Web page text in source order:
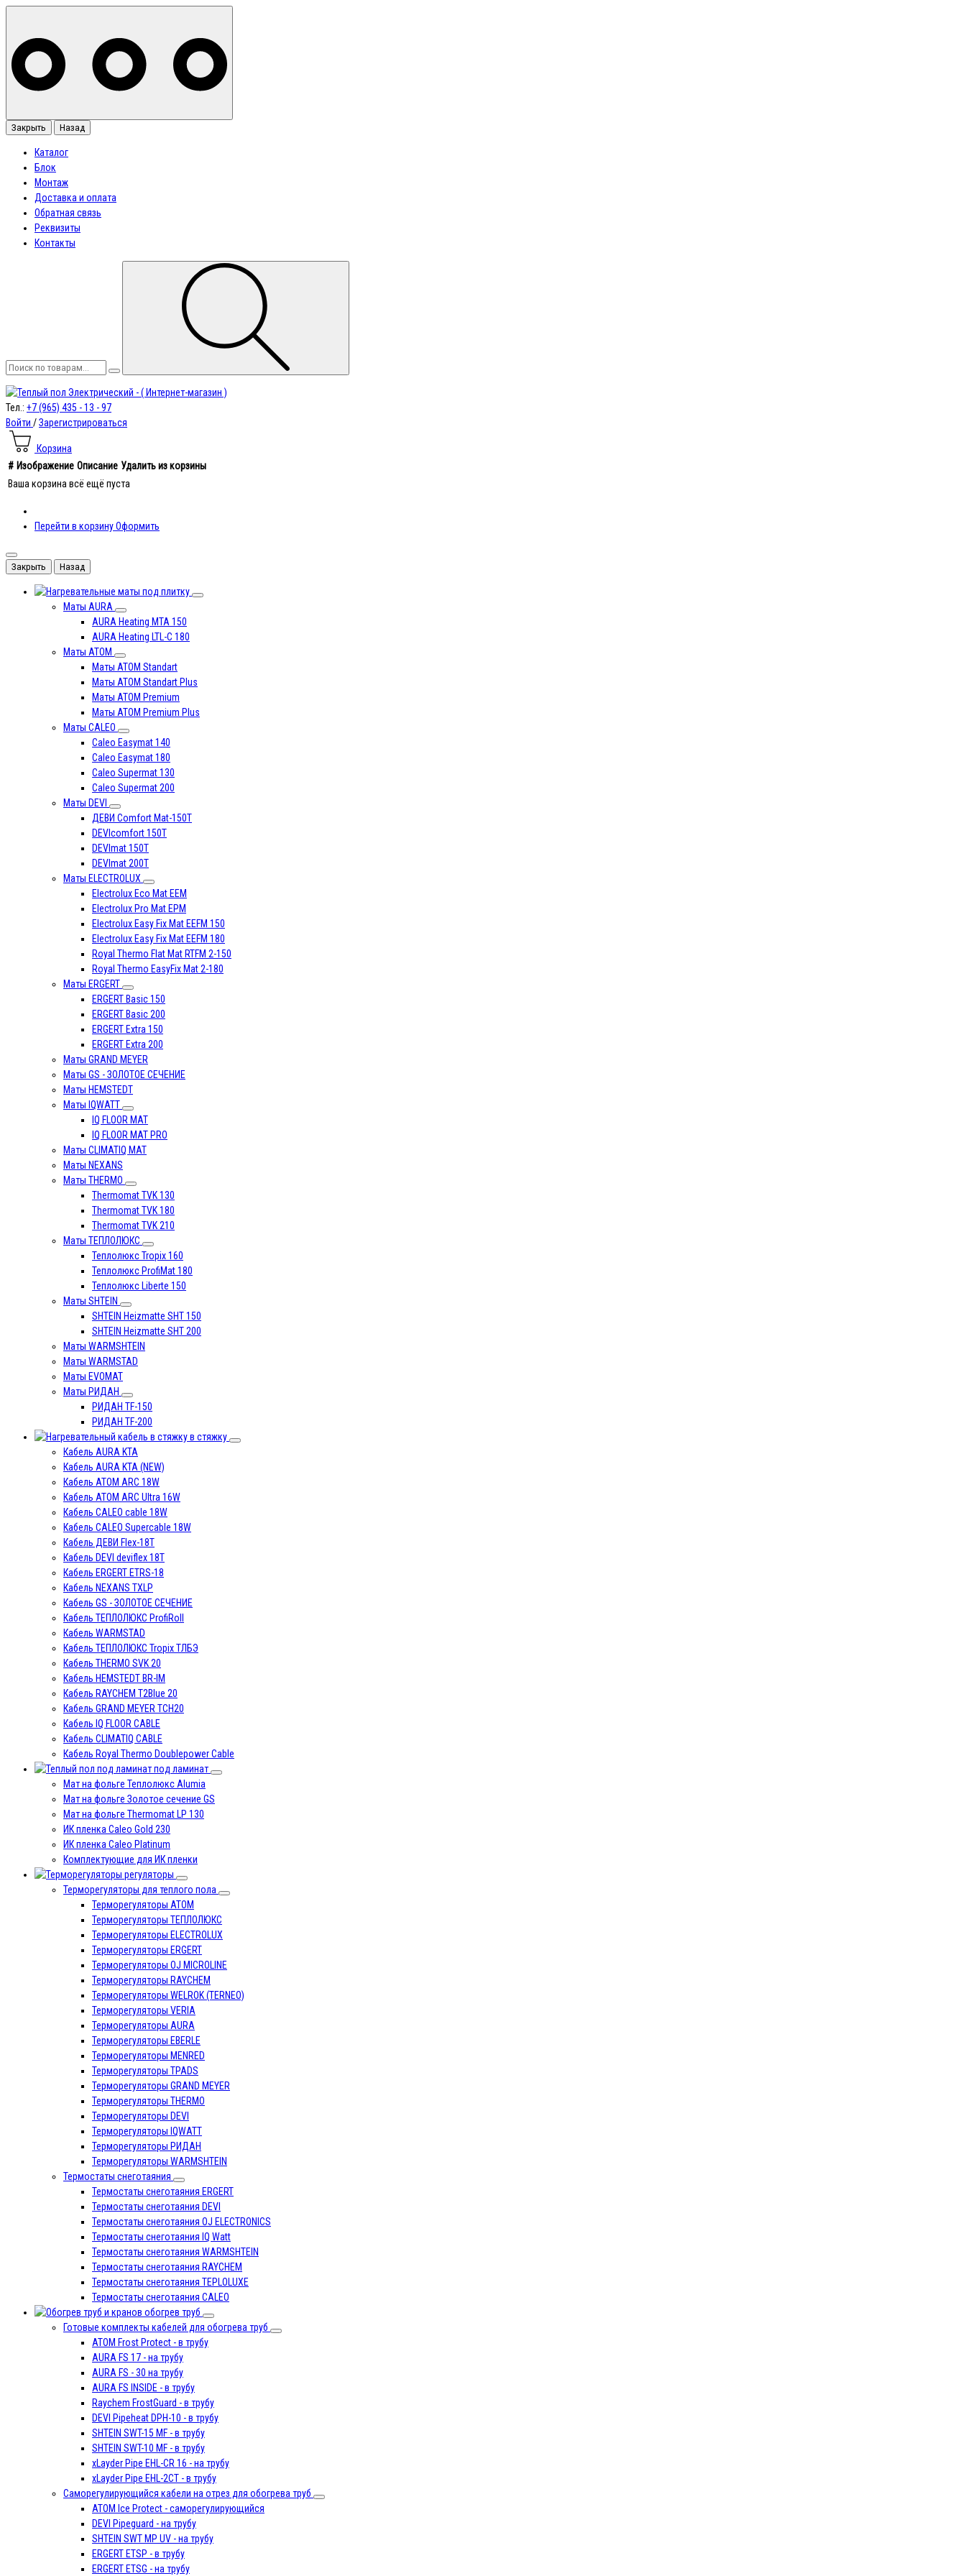
Закрыть Назад
Каталог
Блок
Монтаж
Доставка и оплата
Обратная связь
Реквизиты
Контакты
Тел.: +7 (965) 435 - 13 - 97
Войти /Зарегистрироваться
Корзина
# Изображение Описание Удалить из корзины
Ваша корзина всё ещё пуста
Перейти в корзинуОформить
Закрыть Назад
под плитку
Маты AURA
AURA Heating MTA 150
AURA Heating LTL-C 180
Маты АТОМ
Маты АТОМ Standart
Маты АТОМ Standart Plus
Маты АТОМ Premium
Маты АТОМ Premium Plus
Маты CALEO
Caleo Easymat 140
Caleo Easymat 180
Caleo Supermat 130
Caleo Supermat 200
Маты DEVI
ДЕВИ Comfort Mat-150T
DEVIcomfort 150T
DEVImat 150T
DEVImat 200T
Маты ELECTROLUX
Electrolux Eco Mat EЕM
Electrolux Pro Mat EPM
Electrolux Easy Fix Mat EEFM 150
Electrolux Easy Fix Mat EEFM 180
Royal Thermo Flat Mat RTFM 2-150
Royal Thermo EasyFix Mat 2-180
Маты ERGERT
ERGERT Basic 150
ERGERT Basic 200
ERGERT Extra 150
ERGERT Extra 200
Маты GRAND MEYER
Маты GS - ЗОЛОТОЕ СЕЧЕНИЕ
Маты HEMSTEDT
Маты IQWATT
IQ FLOOR MAT
IQ FLOOR MAT PRO
Маты CLIMATIQ MAT
Маты NEXANS
Маты THERMO
Thermomat TVK 130
Thermomat TVK 180
Thermomat TVK 210
Маты ТЕПЛОЛЮКС
Теплолюкс Tropix 160
Теплолюкс ProfiMat 180
Теплолюкс Liberte 150
Маты SHTEIN
SHTEIN Heizmatte SHT 150
SHTEIN Heizmatte SHT 200
Маты WARMSHTEIN
Маты WARMSTAD
Маты EVOMAT
Маты РИДАН
РИДАН TF-150
РИДАН TF-200
в стяжку
Кабель AURA KTA
Кабель AURA KTA (NEW)
Кабель ATOM ARC 18W
Кабель ATOM ARC Ultra 16W
Кабель CALEO cable 18W
Кабель CALEO Supercable 18W
Кабель ДЕВИ Flex-18T
Кабель DEVI deviflex 18T
Кабель ERGERT ETRS-18
Кабель NEXANS TXLP
Кабель GS - ЗОЛОТОЕ СЕЧЕНИЕ
Кабель ТЕПЛОЛЮКС ProfiRoll
Кабель WARMSTAD
Кабель ТЕПЛОЛЮКС Tropix ТЛБЭ
Кабель THERMO SVK 20
Кабель HEMSTEDT BR-IM
Кабель RAYCHEM T2Blue 20
Кабель GRAND MEYER TCH20
Кабель IQ FLOOR CABLE
Кабель CLIMATIQ CABLE
Кабель Royal Thermo Doublepower Cable
под ламинат
Мат на фольге Теплолюкс Alumia
Мат на фольге Золотое сечение GS
Мат на фольге Thermomat LP 130
ИК пленка Caleo Gold 230
ИК пленка Caleo Platinum
Комплектующие для ИК пленки
регуляторы
Терморегуляторы для теплого пола
Терморегуляторы ATOM
Терморегуляторы ТЕПЛОЛЮКС
Терморегуляторы ELECTROLUX
Терморегуляторы ERGERT
Терморегуляторы OJ MICROLINE
Терморегуляторы RAYCHEM
Терморегуляторы WELROK (TERNEO)
Терморегуляторы VERIA
Терморегуляторы AURA
Терморегуляторы EBERLE
Терморегуляторы MENRED
Терморегуляторы TPADS
Терморегуляторы GRAND MEYER
Терморегуляторы THERMO
Терморегуляторы DEVI
Терморегуляторы IQWATT
Терморегуляторы РИДАН
Терморегуляторы WARMSHTEIN
Термостаты снеготаяния
Термостаты снеготаяния ERGERT
Термостаты снеготаяния DEVI
Термостаты снеготаяния OJ ELECTRONICS
Термостаты снеготаяния IQ Watt
Термостаты снеготаяния WARMSHTEIN
Термостаты снеготаяния RAYCHEM
Термостаты снеготаяния TEPLOLUXE
Термостаты снеготаяния CALEO
обогрев труб
Готовые комплекты кабелей для обогрева труб
ATOM Frost Protect - в трубу
AURA FS 17 - на трубу
AURA FS - 30 на трубу
AURA FS INSIDE - в трубу
Raychem FrostGuard - в трубу
DEVI Pipeheat DPH-10 - в трубу
SHTEIN SWT-15 MF - в трубу
SHTEIN SWT-10 MF - в трубу
xLayder Pipe EHL-CR 16 - на трубу
xLayder Pipe EHL-2CT - в трубу
Саморегулирующийся кабели на отрез для обогрева труб
ATOM Ice Protect - саморегулирующийся
DEVI Pipeguard - на трубу
SHTEIN SWT MP UV - на трубу
ERGERT ETSP - в трубу
ERGERT ETSG - на трубу